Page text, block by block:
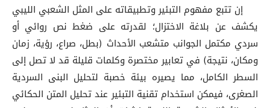
إن تتبع مفهوم التبئير وتطبيقاته على المثل الشعبي الليبي
يكشف عن بلاغة الاختزال؛ لقدرته على ضغط نص روائي أو
سردي مكتمل الجوانب متشعب الأحداث (بطل، صراع، رؤية، زمان
ومكان، نتيجة) في تعابير مختصرة وكلمات قليلة قد لا تصل إلى
السطر الكامل، مما يصيره بيئة خصبة لتحليل البنى السردية
الصغرى، فيمكن استخدام تقنية التبئير عند تحليل المتن الحكائي